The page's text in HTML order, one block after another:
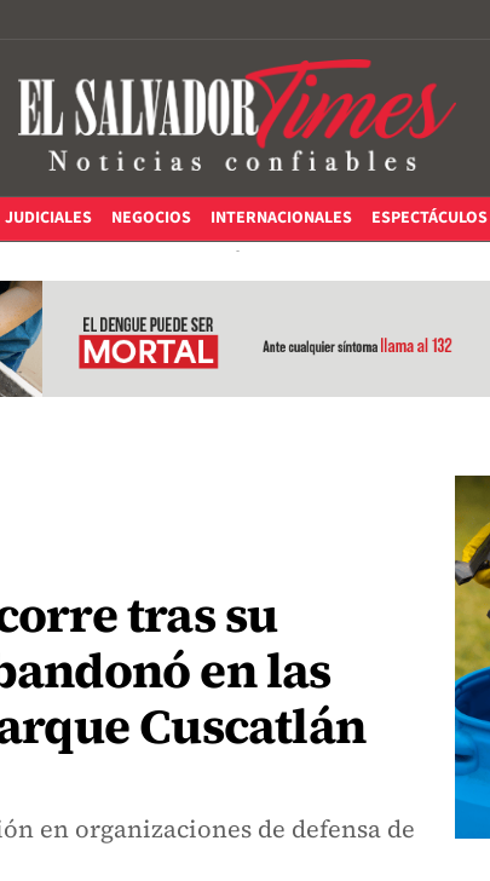
JUDICIALES NEGOCIOS INTERNACIONALES ESPECTÁCULOS
tras su
en las
Cuscatlán
en organizaciones de defensa de